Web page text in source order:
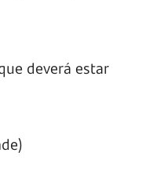
deverá estar